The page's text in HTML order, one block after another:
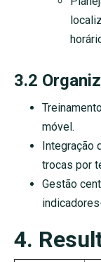
3.2
móvel.
Integração
trocas por
Gestão
4.